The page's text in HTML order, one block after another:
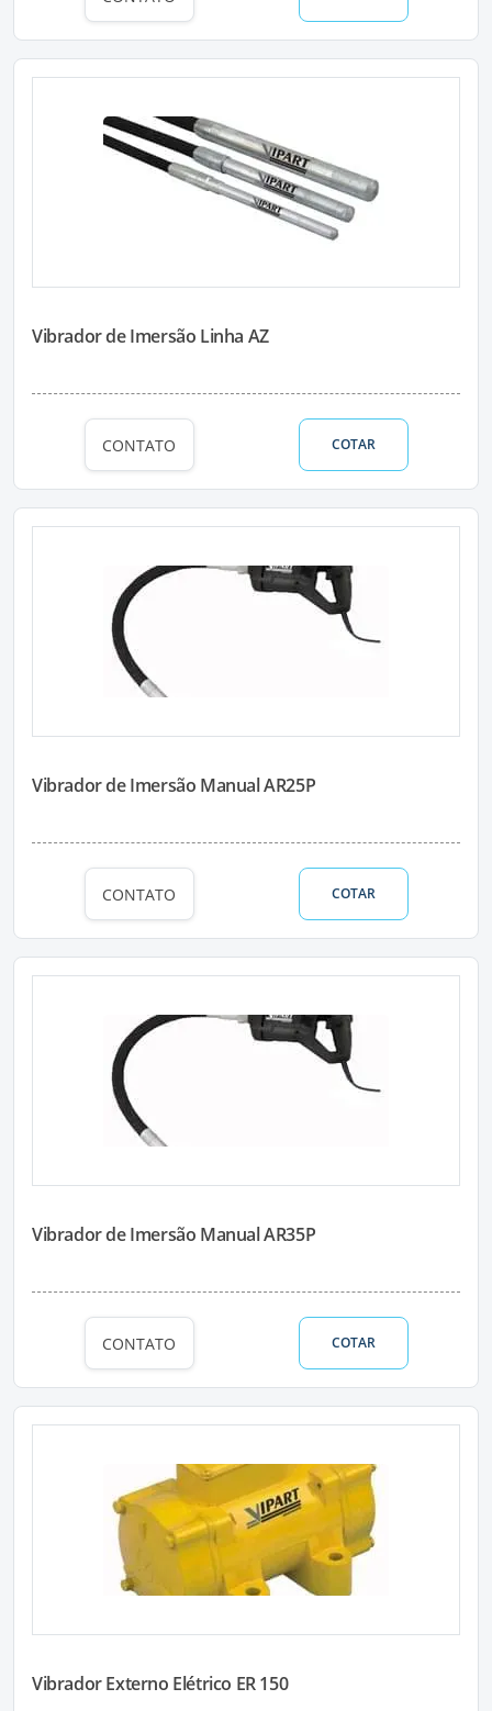
Vibrador de Imersão Linha AZ
CONTATO COTAR
Vibrador de Imersão Manual AR25P
CONTATO COTAR
Vibrador de Imersão Manual AR35P
CONTATO COTAR
Vibrador Externo Elétrico ER 150